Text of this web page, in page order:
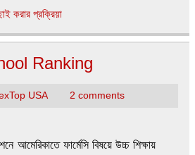
করার প্রক্রিয়া
Ranking
USA 2 comments
আমেরিকাতে ফার্মেসি বিষয়ে উচ্চ শিক্ষায়